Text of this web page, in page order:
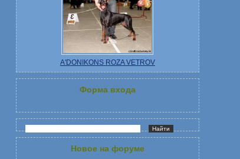
A'DONIKONS ROZA VETROV
Форма входа
Новое на форуме